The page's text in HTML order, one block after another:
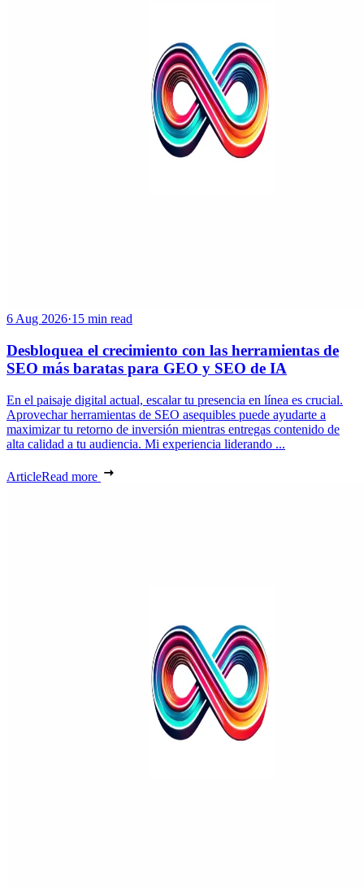
6 Aug 2026·15 min read
Desbloquea el crecimiento con las herramientas de
SEO más baratas para GEO y SEO de IA
En el paisaje digital actual, escalar tu presencia en línea es crucial.
Aprovechar herramientas de SEO asequibles puede ayudarte a
maximizar tu retorno de inversión mientras entregas contenido de
alta calidad a tu audiencia. Mi experiencia liderando ...
ArticleRead more